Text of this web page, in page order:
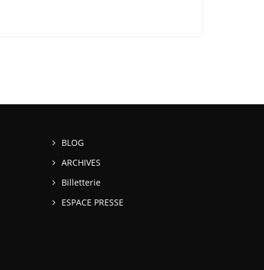
BLOG
ARCHIVES
Billetterie
ESPACE PRESSE